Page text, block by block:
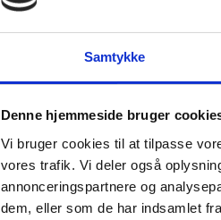
Samtykke
Denne hjemmeside bruger
Vi bruger cookies til at tilpasse
vores trafik. Vi deler også
annonceringspartnere og
dem, eller som de har indsamlet